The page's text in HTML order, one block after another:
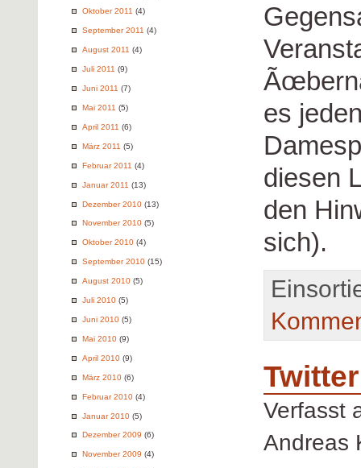
Oktober 2011 (4)
September 2011 (4)
August 2011 (4)
Juli 2011 (9)
Juni 2011 (7)
Mai 2011 (5)
April 2011 (6)
März 2011 (5)
Februar 2011 (4)
Januar 2011 (13)
Dezember 2010 (13)
November 2010 (5)
Oktober 2010 (4)
September 2010 (15)
August 2010 (5)
Juli 2010 (5)
Juni 2010 (5)
Mai 2010 (9)
April 2010 (9)
März 2010 (6)
Februar 2010 (4)
Januar 2010 (5)
Dezember 2009 (6)
November 2009 (4)
es
diesen
den
sich).
Verfasst
Andreas